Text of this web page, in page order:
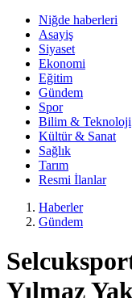
Niğde haberleri
Asayiş
Siyaset
Ekonomi
Eğitim
Gündem
Spor
Bilim & Teknoloji
Kültür & Sanat
Sağlık
Tarım
Resmi İlanlar
Haberler
Gündem
Yılmaz